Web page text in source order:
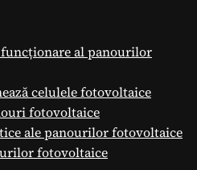
al panourilor
celulele fotovoltaice
fotovoltaice
ale panourilor fotovoltaice
fotovoltaice